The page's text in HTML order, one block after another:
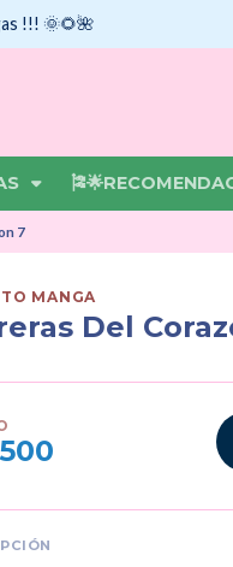
!!! 🌞🌻🌺
7
MANGA
Del